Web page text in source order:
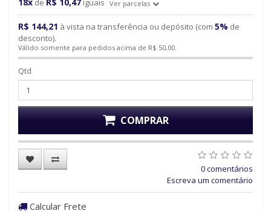
de iguais Ver parcelas
R$ 144,21 à vista na transferência ou depósito (com 5% de
desconto).
Válido somente para pedidos acima de R$ 50,00.
Qtd
COMPRAR
0 comentários
Escreva um comentário
Calcular Frete